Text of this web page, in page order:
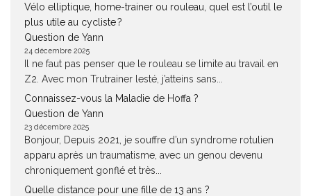
Vélo elliptique, home-trainer ou rouleau, quel est l’outil le
plus utile au cycliste ?
Question de Yann
24 décembre 2025
Il ne faut pas penser que le rouleau se limite au travail en
Z2. Avec mon Trutrainer lesté, j’atteins sans...
Connaissez-vous la Maladie de Hoffa ?
Question de Yann
23 décembre 2025
Bonjour, Depuis 2021, je souffre d’un syndrome rotulien
apparu après un traumatisme, avec un genou devenu
chroniquement gonflé et très...
Quelle distance pour une fille de 13 ans ?